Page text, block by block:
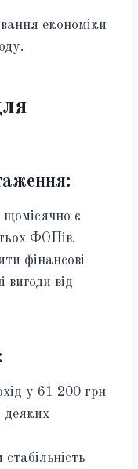
економіки
щомісячно є
ФОПів.
фінансові
вигоди від
у 61 200 грн
деяких